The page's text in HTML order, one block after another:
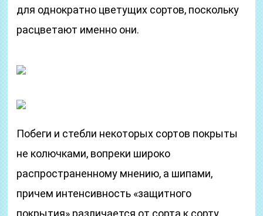
для однократно цветущих сортов, поскольку
расцветают именно они.
Побеги и стебли некоторых сортов покрыты
не колючками, вопреки широко
распространенному мнению, а шипами,
причем интенсивность «защитного
покрытия» различается от сорта к сорту.